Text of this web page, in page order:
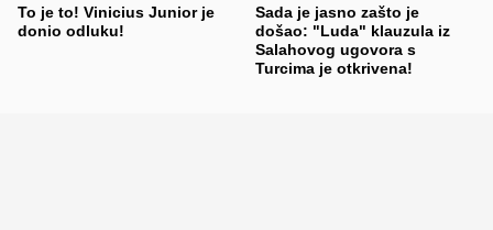
To je to! Vinicius Junior je
donio odluku!
Sada je jasno zašto je
došao: "Luda" klauzula iz
Salahovog ugovora s
Turcima je otkrivena!